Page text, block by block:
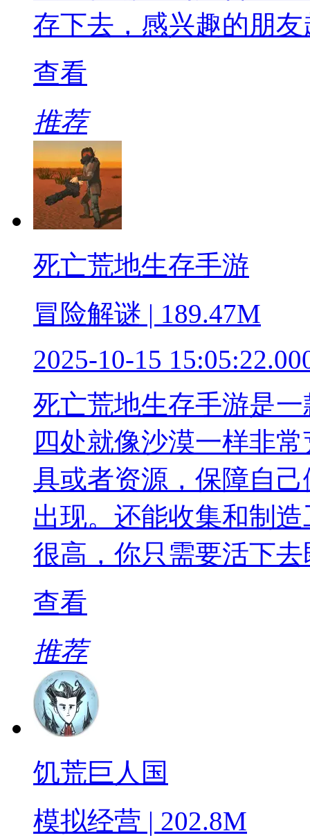
存下去，感兴趣的朋
查看
推荐
死亡荒地生存手游
冒险解谜 | 189.47M
2025-10-15
死亡荒地生存手游是
四处就像沙漠一样非
具或者资源，保障自
出现。还能收集和制
很高，你只需要活下
查看
推荐
饥荒巨人国
模拟经营 | 202.8M